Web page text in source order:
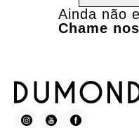
Ainda não
Chame